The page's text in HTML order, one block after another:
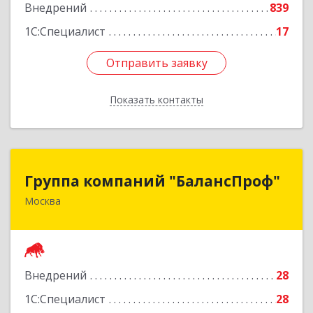
Внедрений
839
1С:Специалист
17
Отправить заявку
Показать контакты
Отправить заявку
Назад
Группа компаний "БалансПроф"
Москва
Внедрений
28
1С:Специалист
28
Группа компаний "БалансПроф"
127238, Москва г, Локомотивный проезд, дом